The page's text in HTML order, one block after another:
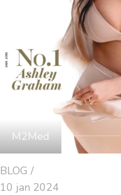
M2Med
BLOG
10 jan 2024